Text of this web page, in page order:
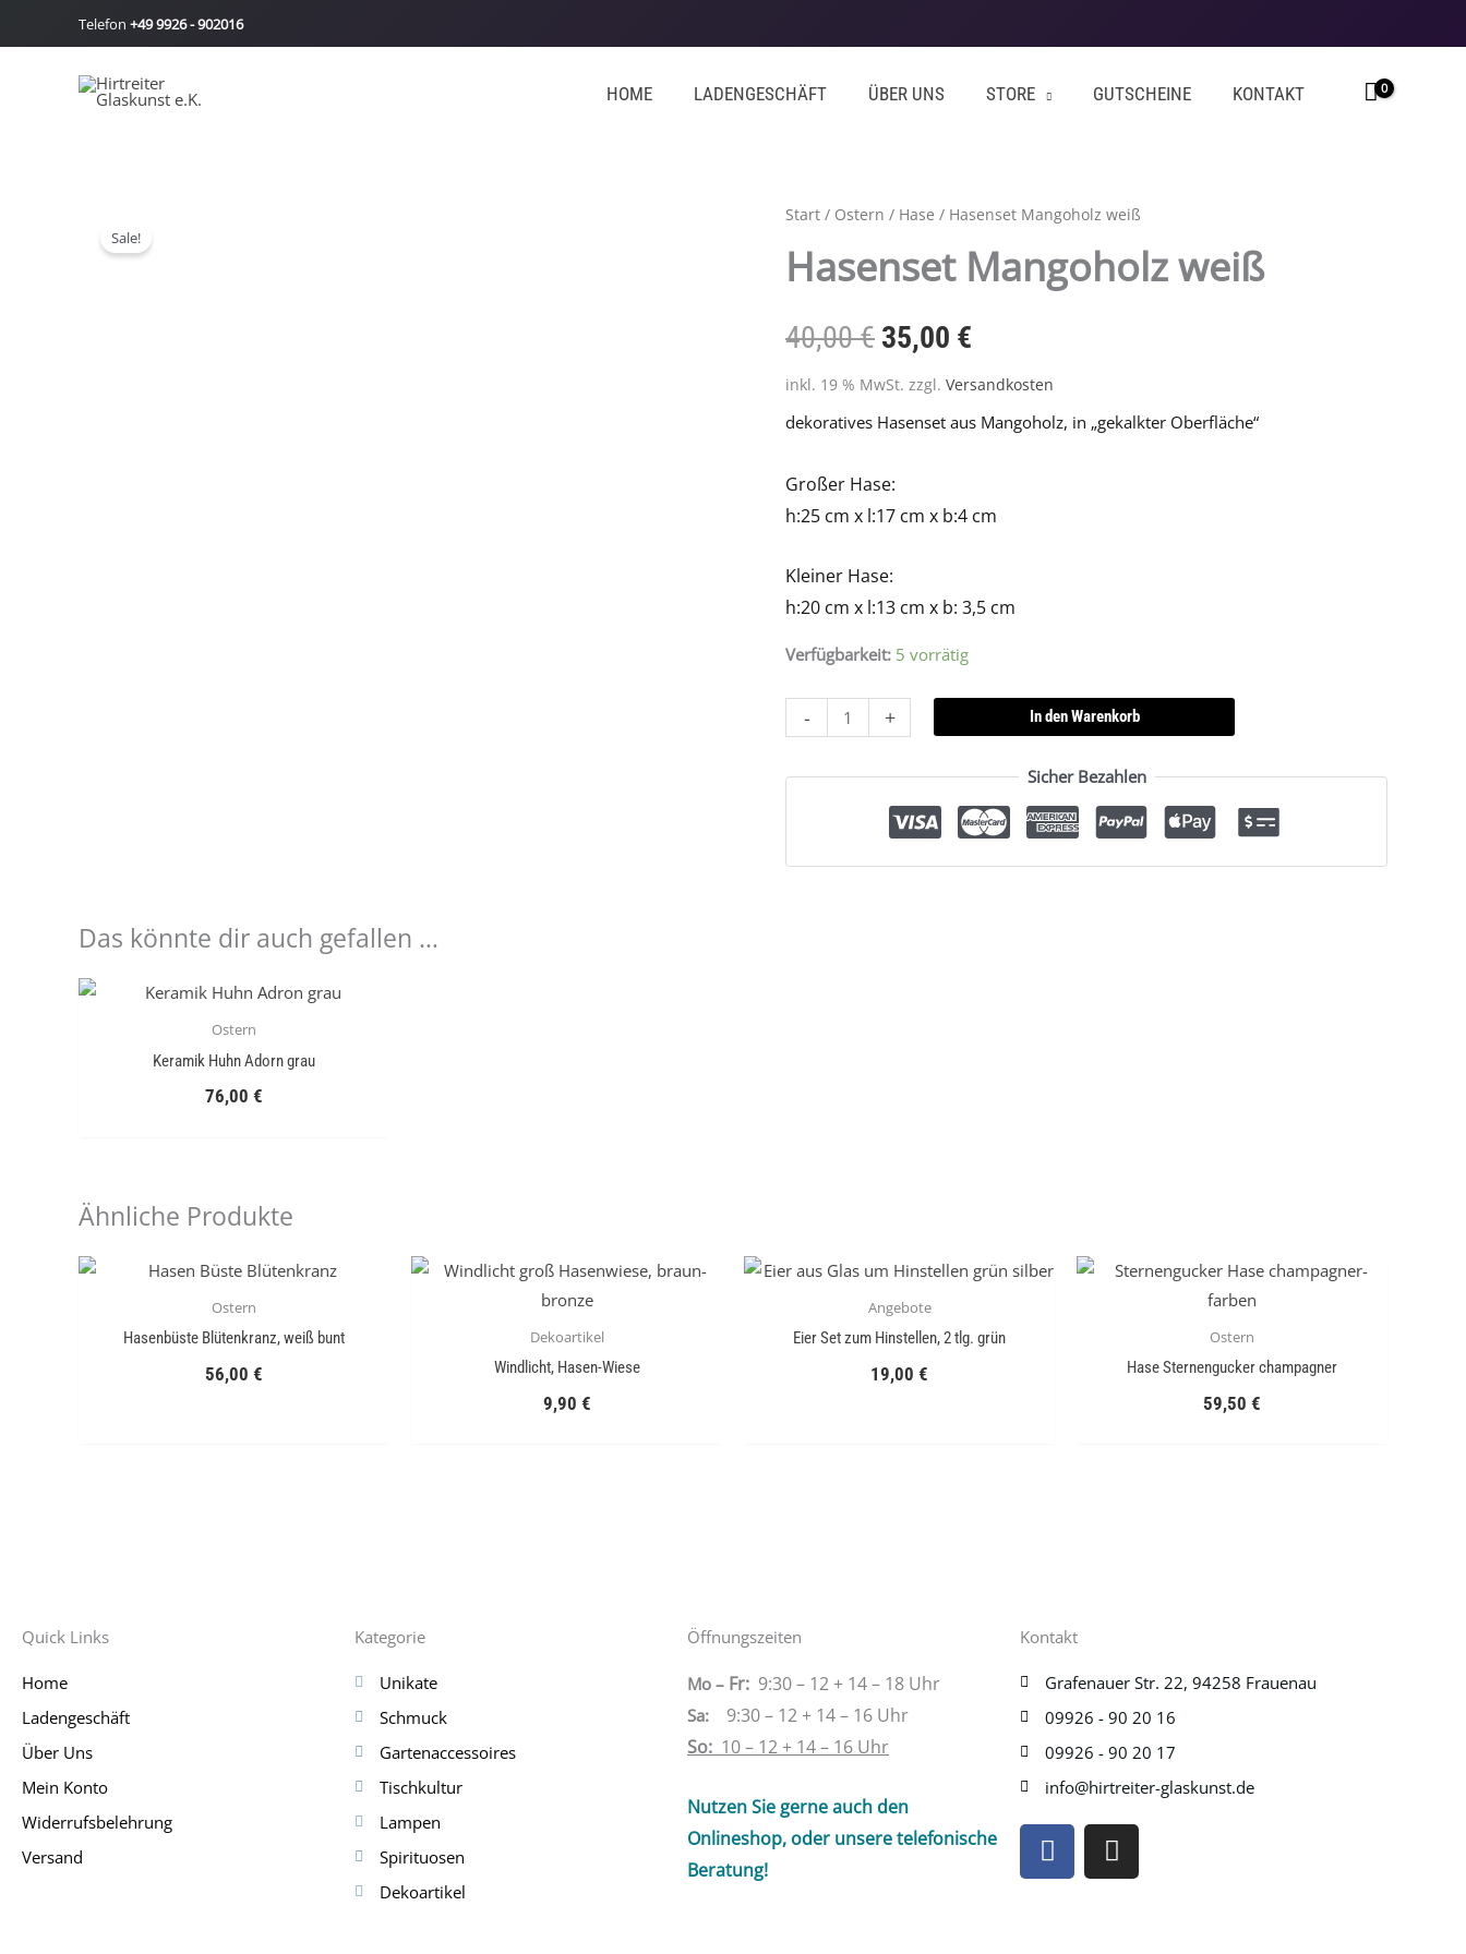
Inhalt
Telefon +49 9926 - 902016
HOME LADENGESCHÄFT ÜBER UNS STORE GUTSCHEINE KONTAKT
Sale!
Start / Ostern / Hase / Hasenset Mangoholz weiß
Hasenset Mangoholz weiß
40,00€
Ursprünglicher
Preis
war:
40,00 €
35,00 €
Aktueller
Preis
35,00 €.
inkl. 19 % MwSt. zzgl. Versandkosten
dekoratives Hasenset aus Mangoholz, in „gekalkter Oberfläche“
Großer Hase:
h:25 cm x l:17 cm x b:4 cm
Kleiner Hase:
h:20 cm x l:13 cm x b: 3,5 cm
Verfügbarkeit: 5 vorrätig
-
Hasenset
weiß
+ In den Warenkorb
Sicher Bezahlen
Das könnte dir auch gefallen …
Ostern
Keramik Huhn Adorn grau
76,00 €
Ähnliche Produkte
Ostern
Hasenbüste Blütenkranz, weiß bunt
56,00 €
Dekoartikel
Windlicht, Hasen-Wiese
9,90 €
Angebote
Eier Set zum Hinstellen, 2 tlg. grün
19,00 €
Ostern
Hase Sternengucker champagner
59,50 €
Quick Links
Home
Ladengeschäft
Über Uns
Mein Konto
Widerrufsbelehrung
Versand
Kategorie
Unikate
Schmuck
Gartenaccessoires
Tischkultur
Lampen
Spirituosen
Dekoartikel
Öffnungszeiten
Mo – Fr: 9:30 – 12 + 14 – 18 Uhr
Sa: 9:30 – 12 + 14 – 16 Uhr
So: 10 – 12 + 14 – 16 Uhr
Nutzen Sie gerne auch den
Onlineshop, oder unsere telefonische
Beratung!
Kontakt
Grafenauer Str. 22, 94258 Frauenau
09926 - 90 20 16
09926 - 90 20 17
info@hirtreiter-glaskunst.de
F
a
c
I
n
s